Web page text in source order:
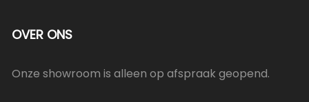
OVER ONS
Onze showroom is alleen op afspraak geopend.